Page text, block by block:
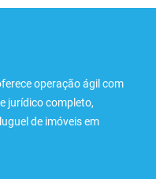
operação ágil com
jurídico completo,
de imóveis em